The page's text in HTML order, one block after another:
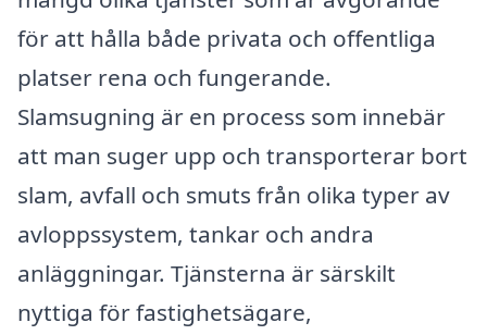
för att hålla både privata och offentliga
platser rena och fungerande.
Slamsugning är en process som innebär
att man suger upp och transporterar bort
slam, avfall och smuts från olika typer av
avloppssystem, tankar och andra
anläggningar. Tjänsterna är särskilt
nyttiga för fastighetsägare,